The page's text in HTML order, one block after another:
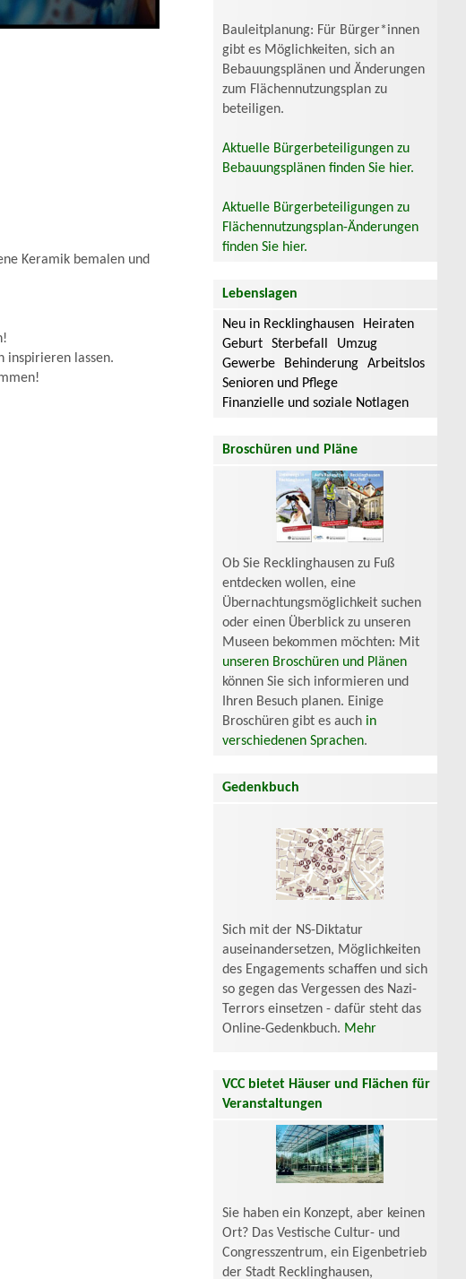
Keramik bemalen und
inspirieren lassen.
Bauleitplanung: Für Bürger*innen
gibt es Möglichkeiten, sich an
Bebauungsplänen und Änderungen
zum Flächennutzungsplan zu
beteiligen.
Aktuelle Bürgerbeteiligungen zu
Bebauungsplänen finden Sie hier.
Aktuelle Bürgerbeteiligungen zu
Flächennutzungsplan-Änderungen
finden Sie hier.
Lebenslagen
Neu in Recklinghausen
Heiraten
Geburt
Sterbefall
Umzug
Gewerbe
Behinderung
Arbeitslos
Senioren und Pflege
Finanzielle und soziale Notlagen
Broschüren und Pläne
Ob Sie Recklinghausen zu Fuß
entdecken wollen, eine
Übernachtungsmöglichkeit suchen
oder einen Überblick zu unseren
Museen bekommen möchten: Mit
unseren Broschüren und Plänen
können Sie sich informieren und
Ihren Besuch planen. Einige
Broschüren gibt es auch in
verschiedenen Sprachen.
Gedenkbuch
Sich mit der NS-Diktatur
auseinandersetzen, Möglichkeiten
des Engagements schaffen und sich
so gegen das Vergessen des Nazi-
Terrors einsetzen - dafür steht das
Online-Gedenkbuch. Mehr
VCC bietet Häuser und Flächen für
Veranstaltungen
Sie haben ein Konzept, aber keinen
Ort? Das Vestische Cultur- und
Congresszentrum, ein Eigenbetrieb
der Stadt Recklinghausen,